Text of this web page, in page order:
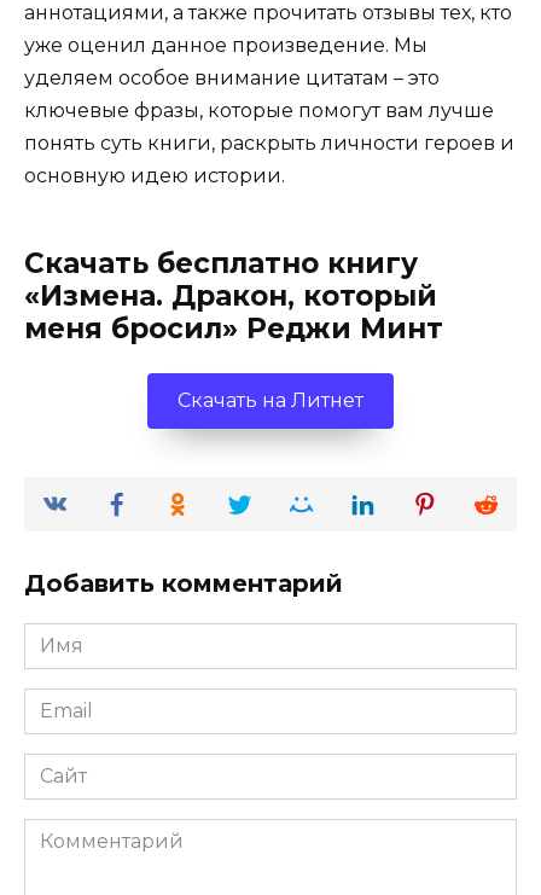
аннотациями, а также прочитать отзывы тех, кто
уже оценил данное произведение. Мы
уделяем особое внимание цитатам – это
ключевые фразы, которые помогут вам лучше
понять суть книги, раскрыть личности героев и
основную идею истории.
Скачать бесплатно книгу
«Измена. Дракон, который
меня бросил» Реджи Минт
Скачать на Литнет
Добавить комментарий
Имя
*
Email
*
Сайт
Комментарий